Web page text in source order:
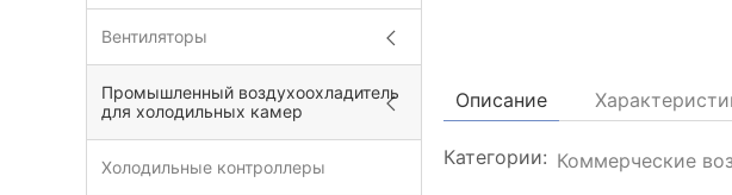
Описание
Категории: Коммерческие
Вентиляторы
Промышленный воздухоохладитель
для холодильных камер
Холодильные контроллеры